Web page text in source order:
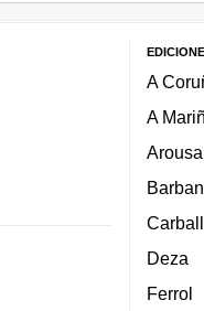
A
A
Arousa
Deza
Ferrol